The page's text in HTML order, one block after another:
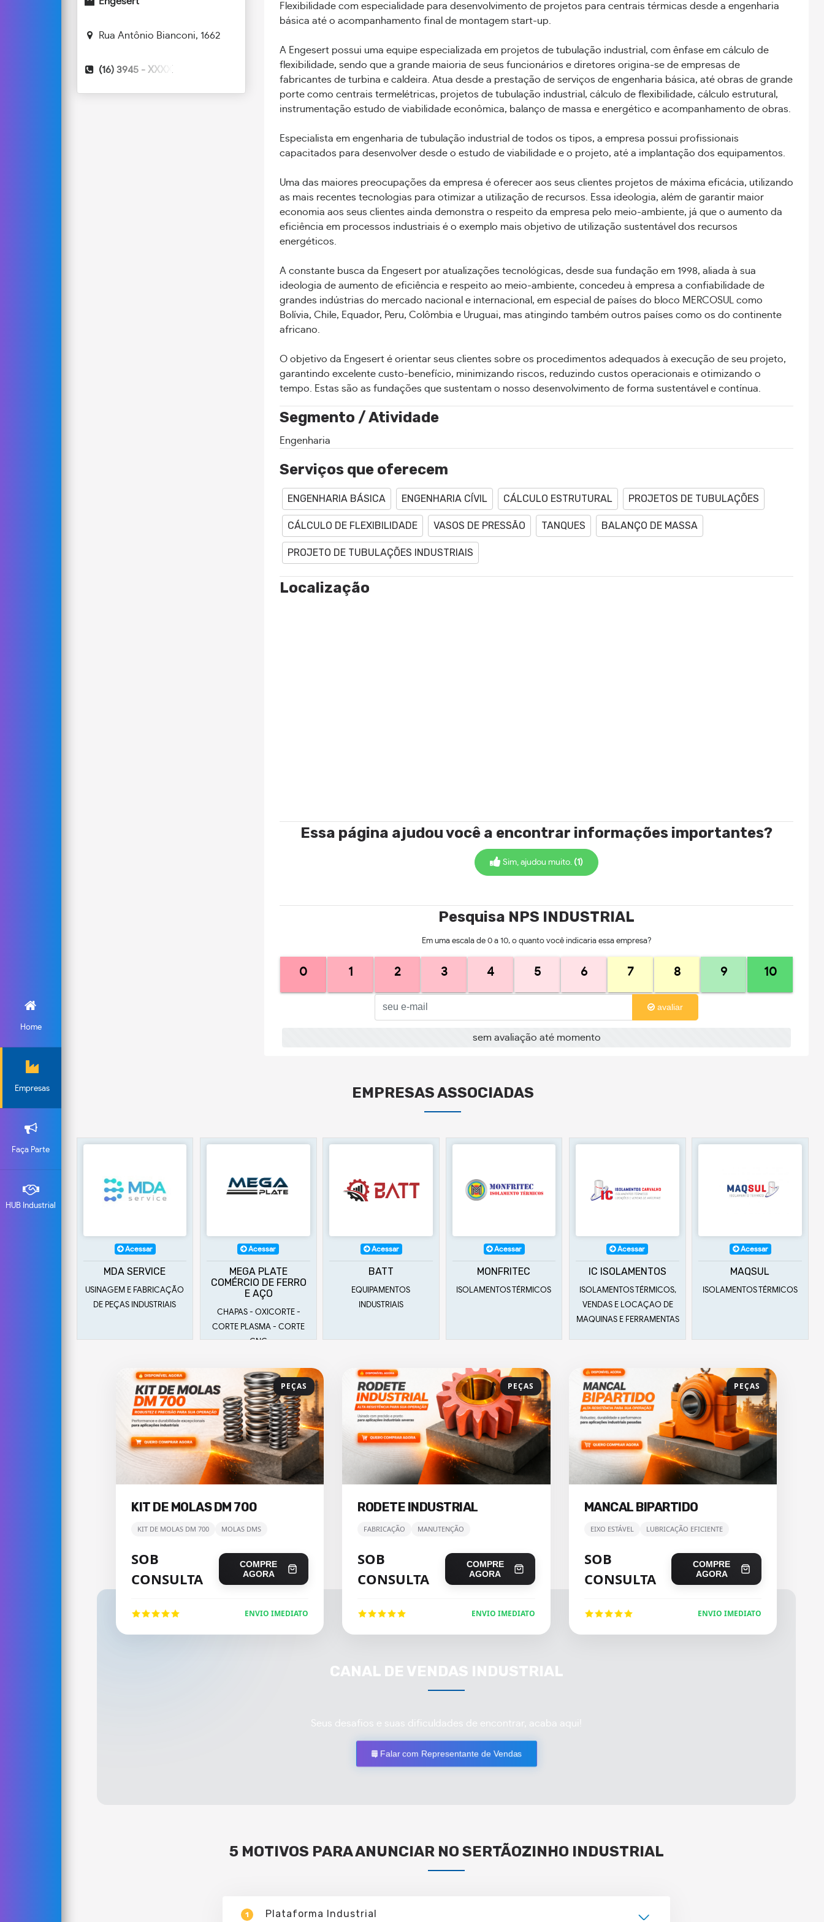
Home
Empresas
Faça Parte
HUB Industrial
Rua Antônio Bianconi, 1662
(16) 3945 -XXXX
Flexibilidade com especialidade para desenvolvimento de projetos para centrais térmicas desde a engenharia
básica até o acompanhamento final de montagem start-up.
A Engesert possui uma equipe especializada em projetos de tubulação industrial, com ênfase em cálculo de
flexibilidade, sendo que a grande maioria de seus funcionários e diretores origina-se de empresas de
fabricantes de turbina e caldeira. Atua desde a prestação de serviços de engenharia básica, até obras de grande
porte como centrais termelétricas, projetos de tubulação industrial, cálculo de flexibilidade, cálculo estrutural,
instrumentação estudo de viabilidade econômica, balanço de massa e energético e acompanhamento de obras.
Especialista em engenharia de tubulação industrial de todos os tipos, a empresa possui profissionais
capacitados para desenvolver desde o estudo de viabilidade e o projeto, até a implantação dos equipamentos.
Uma das maiores preocupações da empresa é oferecer aos seus clientes projetos de máxima eficácia, utilizando
as mais recentes tecnologias para otimizar a utilização de recursos. Essa ideologia, além de garantir maior
economia aos seus clientes ainda demonstra o respeito da empresa pelo meio-ambiente, já que o aumento da
eficiência em processos industriais é o exemplo mais objetivo de utilização sustentável dos recursos
energéticos.
A constante busca da Engesert por atualizações tecnológicas, desde sua fundação em 1998, aliada à sua
ideologia de aumento de eficiência e respeito ao meio-ambiente, concedeu à empresa a confiabilidade de
grandes indústrias do mercado nacional e internacional, em especial de países do bloco MERCOSUL como
Bolívia, Chile, Equador, Peru, Colômbia e Uruguai, mas atingindo também outros países como os do continente
africano.
O objetivo da Engesert é orientar seus clientes sobre os procedimentos adequados à execução de seu projeto,
garantindo excelente custo-benefício, minimizando riscos, reduzindo custos operacionais e otimizando o
tempo. Estas são as fundações que sustentam o nosso desenvolvimento de forma sustentável e contínua.
Segmento / Atividade
Engenharia
Serviços que oferecem
ENGENHARIA BÁSICA ENGENHARIA CÍVIL CÁLCULO ESTRUTURAL PROJETOS DE TUBULAÇÕES
CÁLCULO DE FLEXIBILIDADE VASOS DE PRESSÃO TANQUES BALANÇO DE MASSA
PROJETO DE TUBULAÇÕES INDUSTRIAIS
Localização
Essa página ajudou você a encontrar informações importantes?
Sim, ajudou muito. (1)
Pesquisa NPS INDUSTRIAL
Em uma escala de 0 a 10, o quanto você indicaria essa empresa?
0 1 2 3 4 5 6 7 8 9 10
avaliar
sem avaliação até momento
EMPRESAS ASSOCIADAS
Acessar
MEGA PLATE
E AÇO
Acessar
BATT
EQUIPAMENTOS
Acessar
MONFRITEC
ISOLAMENTOS TÉRMICOS
Acessar
IC ISOLAMENTOS
ISOLAMENTOS TÉRMICOS,
Acessar
MAQSUL
ISOLAMENTOS TÉRMICOS
Acessar
TBA
TRANSPORTADORA E
PEÇAS
KIT DE MOLAS DM 700
KIT DE MOLAS DM 700 MOLAS DMS
SOB
CONSULTA
COMPRE
AGORA
ENVIO IMEDIATO
PEÇAS
RODETE INDUSTRIAL
FABRICAÇÃO MANUTENÇÃO
SOB
CONSULTA
COMPRE
AGORA
ENVIO IMEDIATO
PEÇAS
MANCAL BIPARTIDO
EIXO ESTÁVEL LUBRICAÇÃO EFICIENTE
SOB
CONSULTA
COMPRE
AGORA
ENVIO IMEDIATO
CANAL DE VENDAS INDUSTRIAL
Seus desafios e suas dificuldades de encontrar, acaba aqui!
Falar com Representante de Vendas
5 MOTIVOS PARA ANUNCIAR NO SERTÃOZINHO INDUSTRIAL
1 Plataforma Industrial